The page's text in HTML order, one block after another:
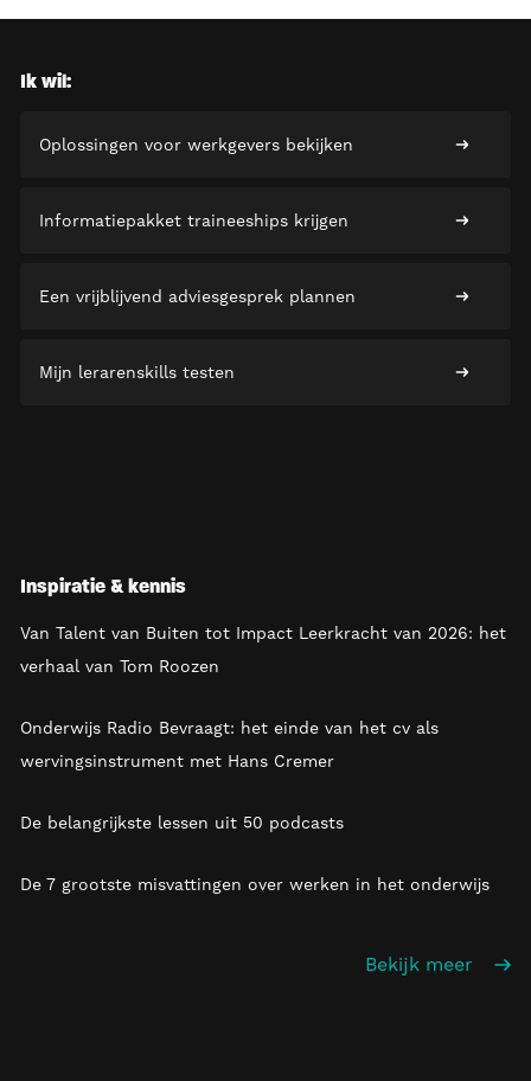
Ik wil:
Oplossingen voor werkgevers bekijken
Informatiepakket traineeships krijgen
Een vrijblijvend adviesgesprek plannen
Mijn lerarenskills testen
Inspiratie & kennis
Van Talent van Buiten tot Impact Leerkracht van 2026: het
verhaal van Tom Roozen
Onderwijs Radio Bevraagt: het einde van het cv als
wervingsinstrument met Hans Cremer
De belangrijkste lessen uit 50 podcasts
De 7 grootste misvattingen over werken in het onderwijs
Bekijk meer